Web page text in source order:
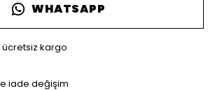
WHATSAPP
ücretsiz kargo
iade değişim